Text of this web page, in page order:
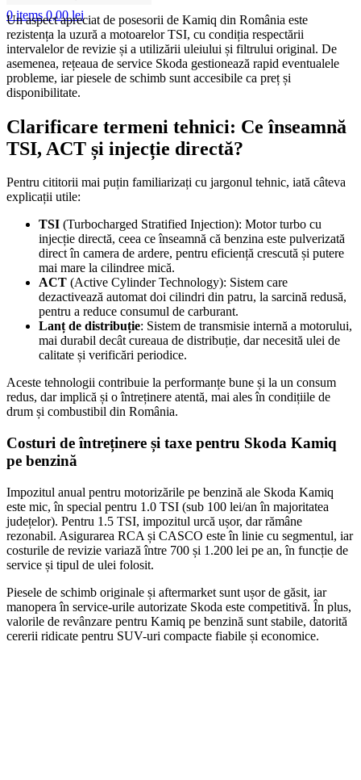
0items 0,00lei
Un aspect apreciat de posesorii de Kamiq din România este
rezistența la uzură a motoarelor TSI, cu condiția respectării
intervalelor de revizie și a utilizării uleiului și filtrului original. De
asemenea, rețeaua de service Skoda gestionează rapid eventualele
probleme, iar piesele de schimb sunt accesibile ca preț și
disponibilitate.
Clarificare termeni tehnici: Ce înseamnă
TSI, ACT și injecție directă?
Pentru cititorii mai puțin familiarizați cu jargonul tehnic, iată câteva
explicații utile:
TSI (Turbocharged Stratified Injection): Motor turbo cu
injecție directă, ceea ce înseamnă că benzina este pulverizată
direct în camera de ardere, pentru eficiență crescută și putere
mai mare la cilindree mică.
ACT (Active Cylinder Technology): Sistem care
dezactivează automat doi cilindri din patru, la sarcină redusă,
pentru a reduce consumul de carburant.
Lanț de distribuție: Sistem de transmisie internă a motorului,
mai durabil decât cureaua de distribuție, dar necesită ulei de
calitate și verificări periodice.
Aceste tehnologii contribuie la performanțe bune și la un consum
redus, dar implică și o întreținere atentă, mai ales în condițiile de
drum și combustibil din România.
Costuri de întreținere și taxe pentru Skoda Kamiq
pe benzină
Impozitul anual pentru motorizările pe benzină ale Skoda Kamiq
este mic, în special pentru 1.0 TSI (sub 100 lei/an în majoritatea
județelor). Pentru 1.5 TSI, impozitul urcă ușor, dar rămâne
rezonabil. Asigurarea RCA și CASCO este în linie cu segmentul, iar
costurile de revizie variază între 700 și 1.200 lei pe an, în funcție de
service și tipul de ulei folosit.
Piesele de schimb originale și aftermarket sunt ușor de găsit, iar
manopera în service-urile autorizate Skoda este competitivă. În plus,
valorile de revânzare pentru Kamiq pe benzină sunt stabile, datorită
cererii ridicate pentru SUV-uri compacte fiabile și economice.